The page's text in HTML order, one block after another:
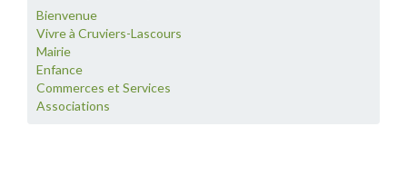
Bienvenue
Vivre à Cruviers-Lascours
Mairie
Enfance
Commerces et Services
Associations